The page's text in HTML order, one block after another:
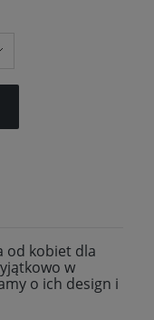
od kobiet dla
w
o ich design i